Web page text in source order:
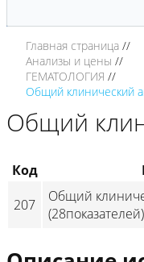
Главная страница
Анализы и цены
ГЕМАТОЛОГИЯ
Общий клинический
Общий
Код
207
Общий
(28показателей)